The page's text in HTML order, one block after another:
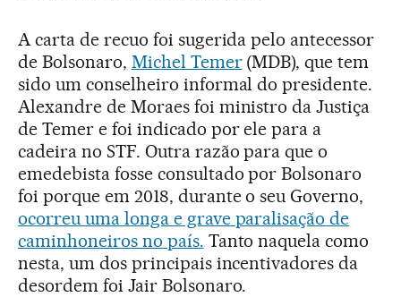
A carta de recuo foi sugerida pelo antecessor
de Bolsonaro, Michel Temer(MDB), que tem
sido um conselheiro informal do presidente.
Alexandre de Moraes foi ministro da Justiça
de Temer e foi indicado por ele para a
cadeira no STF. Outra razão para que o
emedebista fosse consultado por Bolsonaro
foi porque em 2018, durante o seu Governo,
ocorreu uma longa e grave paralisação de
caminhoneiros no país. Tanto naquela como
nesta, um dos principais incentivadores da
desordem foi Jair Bolsonaro.